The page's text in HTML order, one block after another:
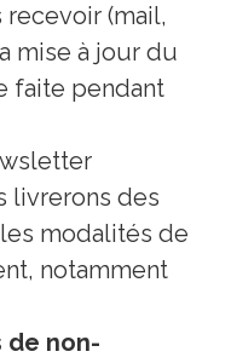
(mail,
mise à jour du
faite pendant
livrerons des
modalités de
notamment
de non-